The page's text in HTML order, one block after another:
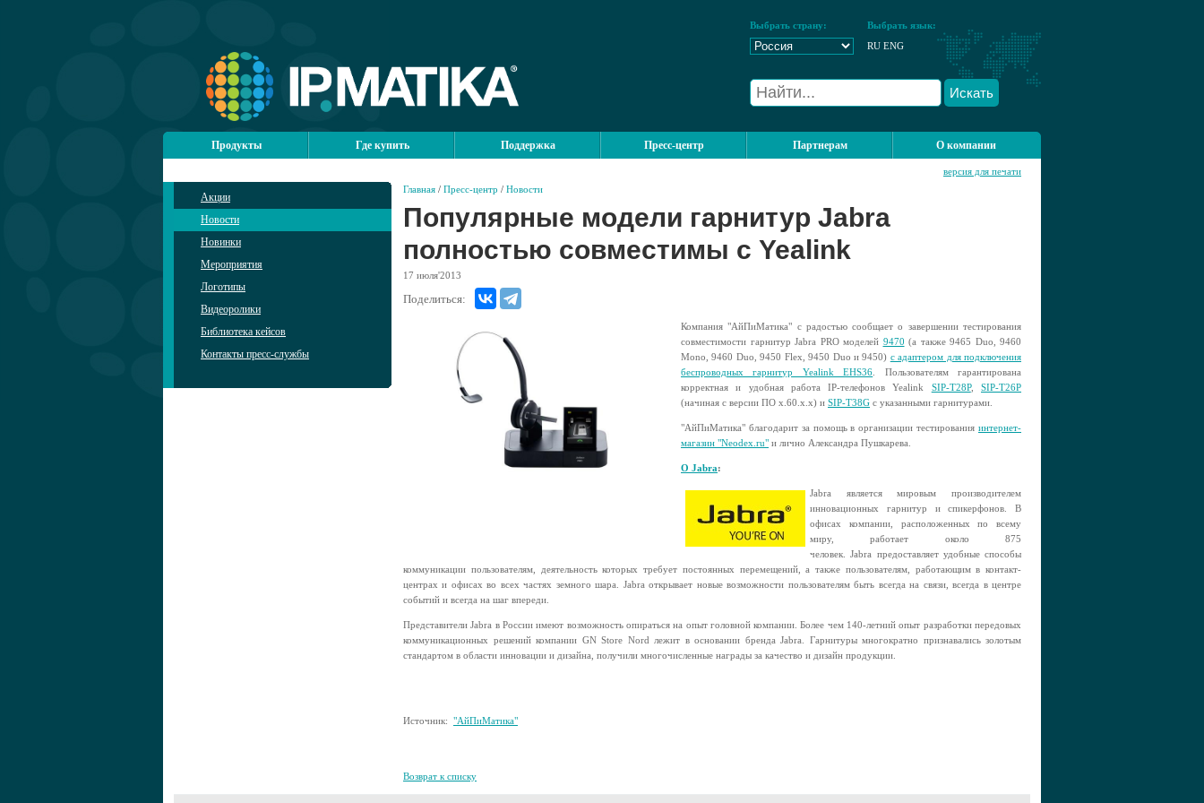
Выбрать страну:
Выбрать язык:
RU ENG
Искать
Продукты Где купить Поддержка Пресс-центр Партнерам О компании
Акции
Новости
Новинки
Мероприятия
Логотипы
Видеоролики
Библиотека кейсов
Контакты пресс-службы
Главная / Пресс-центр / Новости
версия для печати
Популярные модели гарнитур Jabra
полностью совместимы с Yealink
17 июля'2013
Поделиться:
Компания "АйПиМатика" с радостью сообщает о завершении тестирования
совместимости гарнитур Jabra PRO моделей 9470 (а также 9465 Duo, 9460
Mono, 9460 Duo, 9450 Flex, 9450 Duo и 9450) с адаптером для подключения
беспроводных гарнитур Yealink EHS36 . Пользователям гарантирована
корректная и удобная работа IP-телефонов Yealink SIP-T28P,SIP-T26P
(начиная c версии ПО x.60.x.x) и SIP-T38G с указанными гарнитурами.
"АйПиМатика" благодарит за помощь в организации тестирования интернет-
магазин "Neodex.ru" и лично Александра Пушкарева.
О Jabra:
Jabra является мировым производителем
инновационных гарнитур и спикерфонов. В
офисах компании, расположенных по всему
миру, работает около 875
человек. Jabra предоставляет удобные способы
коммуникации пользователям, деятельность которых требует постоянных перемещений, а также пользователям, работающим в контакт-
центрах и офисах во всех частях земного шара. Jabra открывает новые возможности пользователям быть всегда на связи, всегда в центре
событий и всегда на шаг впереди.
Представители Jabra в России имеют возможность опираться на опыт головной компании. Более чем 140-летний опыт разработки передовых
коммуникационных решений компании GN Store Nord лежит в основании бренда Jabra. Гарнитуры многократно признавались золотым
стандартом в области инновации и дизайна, получили многочисленные награды за качество и дизайн продукции.
Источник: "АйПиМатика"
Возврат к списку